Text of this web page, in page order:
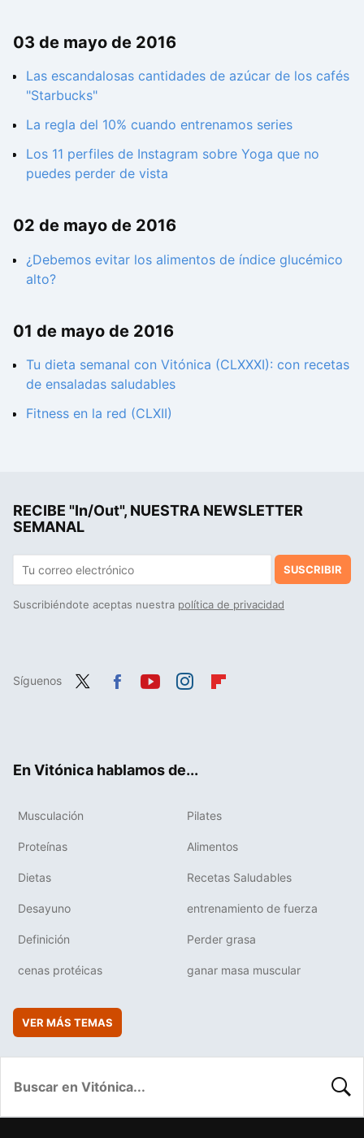
03 de mayo de 2016
Las escandalosas cantidades de azúcar de los cafés
"Starbucks"
La regla del 10% cuando entrenamos series
Los 11 perfiles de Instagram sobre Yoga que no
puedes perder de vista
02 de mayo de 2016
¿Debemos evitar los alimentos de índice glucémico
alto?
01 de mayo de 2016
Tu dieta semanal con Vitónica (CLXXXI): con recetas
de ensaladas saludables
Fitness en la red (CLXII)
RECIBE "In/Out", NUESTRA NEWSLETTER
SEMANAL
SUSCRIBIR
Suscribiéndote aceptas nuestra política de privacidad
Síguenos
En Vitónica hablamos de...
Musculación Pilates
Proteínas Alimentos
Dietas Recetas Saludables
Desayuno entrenamiento de fuerza
Definición Perder grasa
cenas protéicas ganar masa muscular
VER MÁS TEMAS